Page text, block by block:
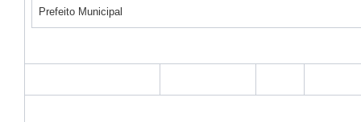
Prefeito Municipal